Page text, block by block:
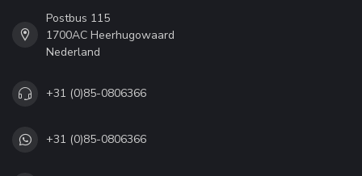
Postbus 115
1700AC Heerhugowaard
Nederland
+31 (0)85-0806366
+31 (0)85-0806366